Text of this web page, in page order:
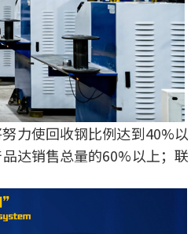
力使回收钢比例达到40%以
达销售总量的60%以上；联